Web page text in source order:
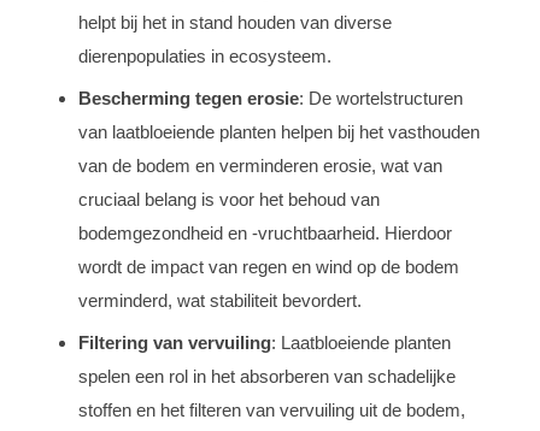
helpt bij het in stand houden van diverse
dierenpopulaties in ecosysteem.
Bescherming tegen erosie: De wortelstructuren
van laatbloeiende planten helpen bij het vasthouden
van de bodem en verminderen erosie, wat van
cruciaal belang is voor het behoud van
bodemgezondheid en -vruchtbaarheid. Hierdoor
wordt de impact van regen en wind op de bodem
verminderd, wat stabiliteit bevordert.
Filtering van vervuiling: Laatbloeiende planten
spelen een rol in het absorberen van schadelijke
stoffen en het filteren van vervuiling uit de bodem,